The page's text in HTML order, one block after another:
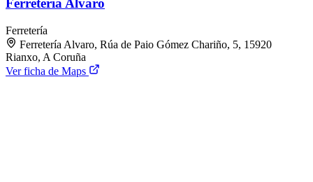
Ferretería Alvaro
Ferretería
Ferretería Alvaro, Rúa de Paio Gómez Chariño, 5, 15920
Rianxo, A Coruña
Ver ficha de Maps